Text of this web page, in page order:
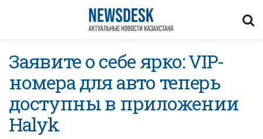
Заявите о себе ярко: VIP-
номера для авто теперь
доступны в приложении
Halyk